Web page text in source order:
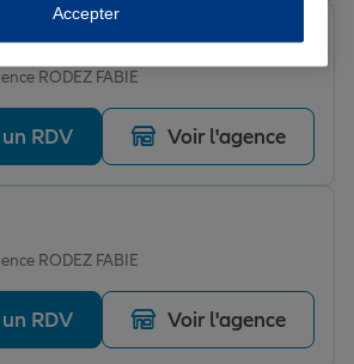
RODEZ FABIE
RDV Voir l'agence
RODEZ FABIE
RDV Voir l'agence
Accepter